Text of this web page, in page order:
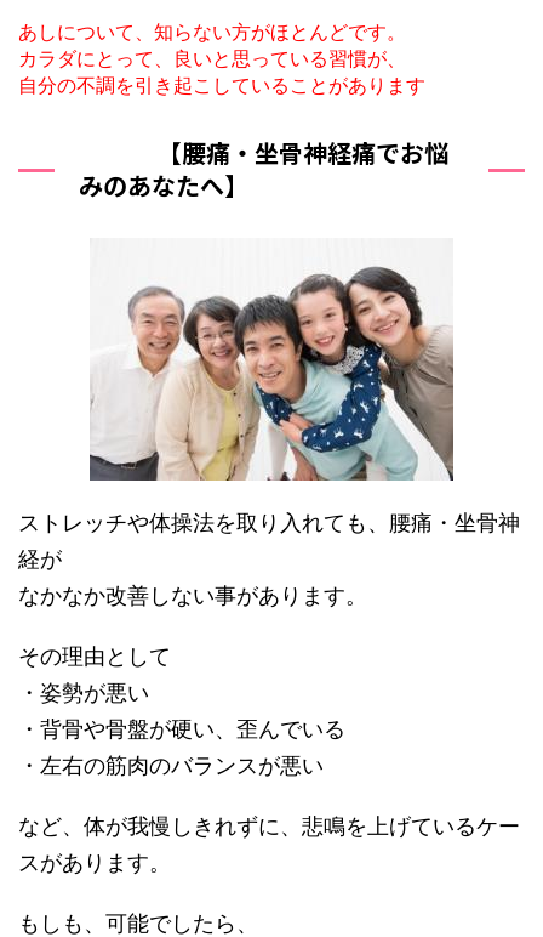
あしについて、知らない方がほとんどです。
カラダにとって、良いと思っている習慣が、
自分の不調を引き起こしていることがあります
【腰痛・坐骨神経痛でお悩
みのあなたへ】
ストレッチや体操法を取り入れても、腰痛・坐骨神
経が
なかなか改善しない事があります。
その理由として
・姿勢が悪い
・背骨や骨盤が硬い、歪んでいる
・左右の筋肉のバランスが悪い
など、体が我慢しきれずに、悲鳴を上げているケー
スがあります。
もしも、可能でしたら、